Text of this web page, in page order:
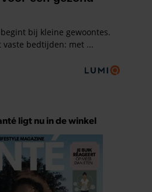
ligt nu in de winkel